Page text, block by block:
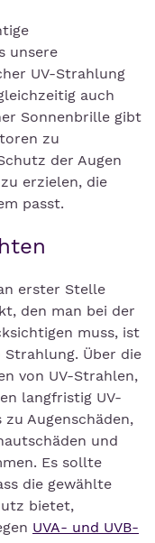
unsere
UV-Strahlung
auch
Sonnenbrille gibt
zu
der Augen
erzielen, die
passt.
erster Stelle
den man bei der
muss, ist
Über die
von UV-Strahlen,
langfristig UV-
Augenschäden,
und
Es sollte
die gewählte
bietet,
UVA- und UVB-